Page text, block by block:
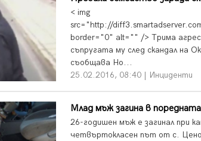
< img
src="http://
border="0" alt="" /> Трима
съпругата му след скандал на
съобщава Но...
25.02.2016, 08:40 | Инциденти
Млад мъж загина в
26-годишен мъж е загинал при
четвъртокласен път от с.